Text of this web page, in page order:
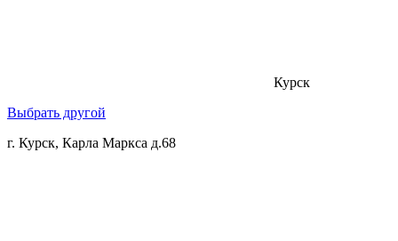
Курск
Выбрать другой
г. Курск, Карла Маркса д.68